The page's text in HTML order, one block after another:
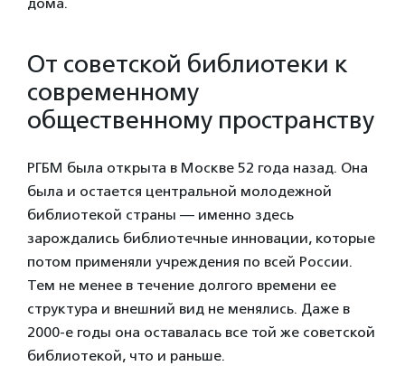
От советской библиотеки к
современному
общественному пространству
РГБМ была открыта в Москве 52 года назад. Она
была и остается центральной молодежной
библиотекой страны — именно здесь
зарождались библиотечные инновации, которые
потом применяли учреждения по всей России.
Тем не менее в течение долгого времени ее
структура и внешний вид не менялись. Даже в
2000-е годы она оставалась все той же советской
библиотекой, что и раньше.